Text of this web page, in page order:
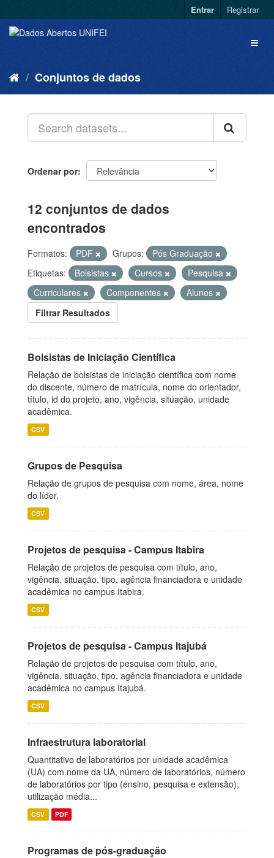
Entrar Registrar
Conjuntos de dados
Ordenar por
12 conjuntos de dados
encontrados
Formatos: PDF Grupos:
Pós Graduação
Etiquetas:
Bolsistas Cursos
Pesquisa
Curriculares
Componentes
Alunos
Filtrar Resultados
Bolsistas de Iniciação Científica
Relação de bolsistas de iniciação científica com nome
do discente, número de matrícula, nome do orientador,
título, id do projeto, ano, vigência, situação, unidade
acadêmica.
CSV
Grupos de Pesquisa
Relação de grupos de pesquisa com nome, área, nome
do líder.
CSV
Projetos de pesquisa - Campus Itabira
Relação de projetos de pesquisa com título, ano,
vigência, situação, tipo, agência financiadora e unidade
acadêmica no campus Itabira.
CSV
Projetos de pesquisa - Campus Itajubá
Relação de projetos de pesquisa com título, ano,
vigência, situação, tipo, agência financiadora e unidade
acadêmica no campus Itajubá.
CSV
Infraestrutura laboratorial
Quantitativo de laboratórios por unidade acadêmica
(UA) com nome da UA, número de laboratórios, número
de laboratórios por tipo (ensino, pesquisa e extensão),
utilização média...
CSV PDF
Programas de pós-graduação